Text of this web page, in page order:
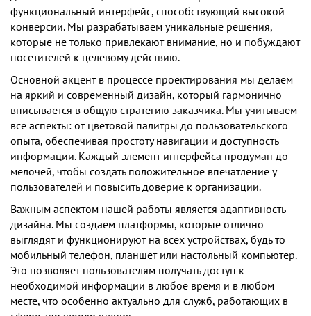
функциональный интерфейс, способствующий высокой
конверсии. Мы разрабатываем уникальные решения,
которые не только привлекают внимание, но и побуждают
посетителей к целевому действию.
Основной акцент в процессе проектирования мы делаем
на яркий и современный дизайн, который гармонично
вписывается в общую стратегию заказчика. Мы учитываем
все аспекты: от цветовой палитры до пользовательского
опыта, обеспечивая простоту навигации и доступность
информации. Каждый элемент интерфейса продуман до
мелочей, чтобы создать положительное впечатление у
пользователей и повысить доверие к организации.
Важным аспектом нашей работы является адаптивность
дизайна. Мы создаем платформы, которые отлично
выглядят и функционируют на всех устройствах, будь то
мобильный телефон, планшет или настольный компьютер.
Это позволяет пользователям получать доступ к
необходимой информации в любое время и в любом
месте, что особенно актуально для служб, работающих в